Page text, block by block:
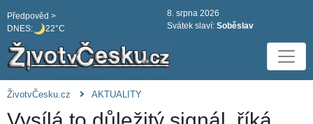
DNES: 22°C
Předpověd >
8. srpna 2026
Svátek slaví: Soběslav
ŽivotvČesku.cz AKTUALITY